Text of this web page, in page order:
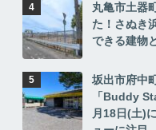
丸亀市土器
た！さぬき
できる建物
坂出市府中
「Buddy
月18日(土)